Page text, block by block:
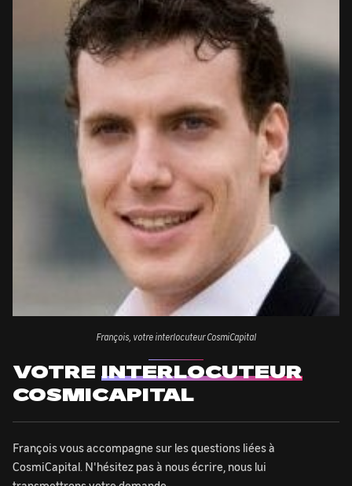
VOTRE INTERLOCUTEUR
COSMICAPITAL
François vous accompagne sur les questions liées à
CosmiCapital. N'hésitez pas à nous écrire, nous lui
François, votre interlocuteur CosmiCapital